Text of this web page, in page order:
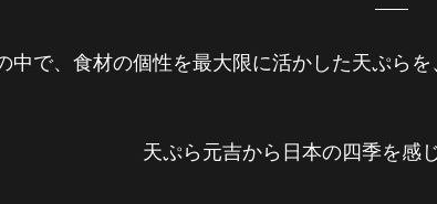
中で、食材の個性を最大限に活かした天ぷら
天ぷら元吉から日本の四季を感